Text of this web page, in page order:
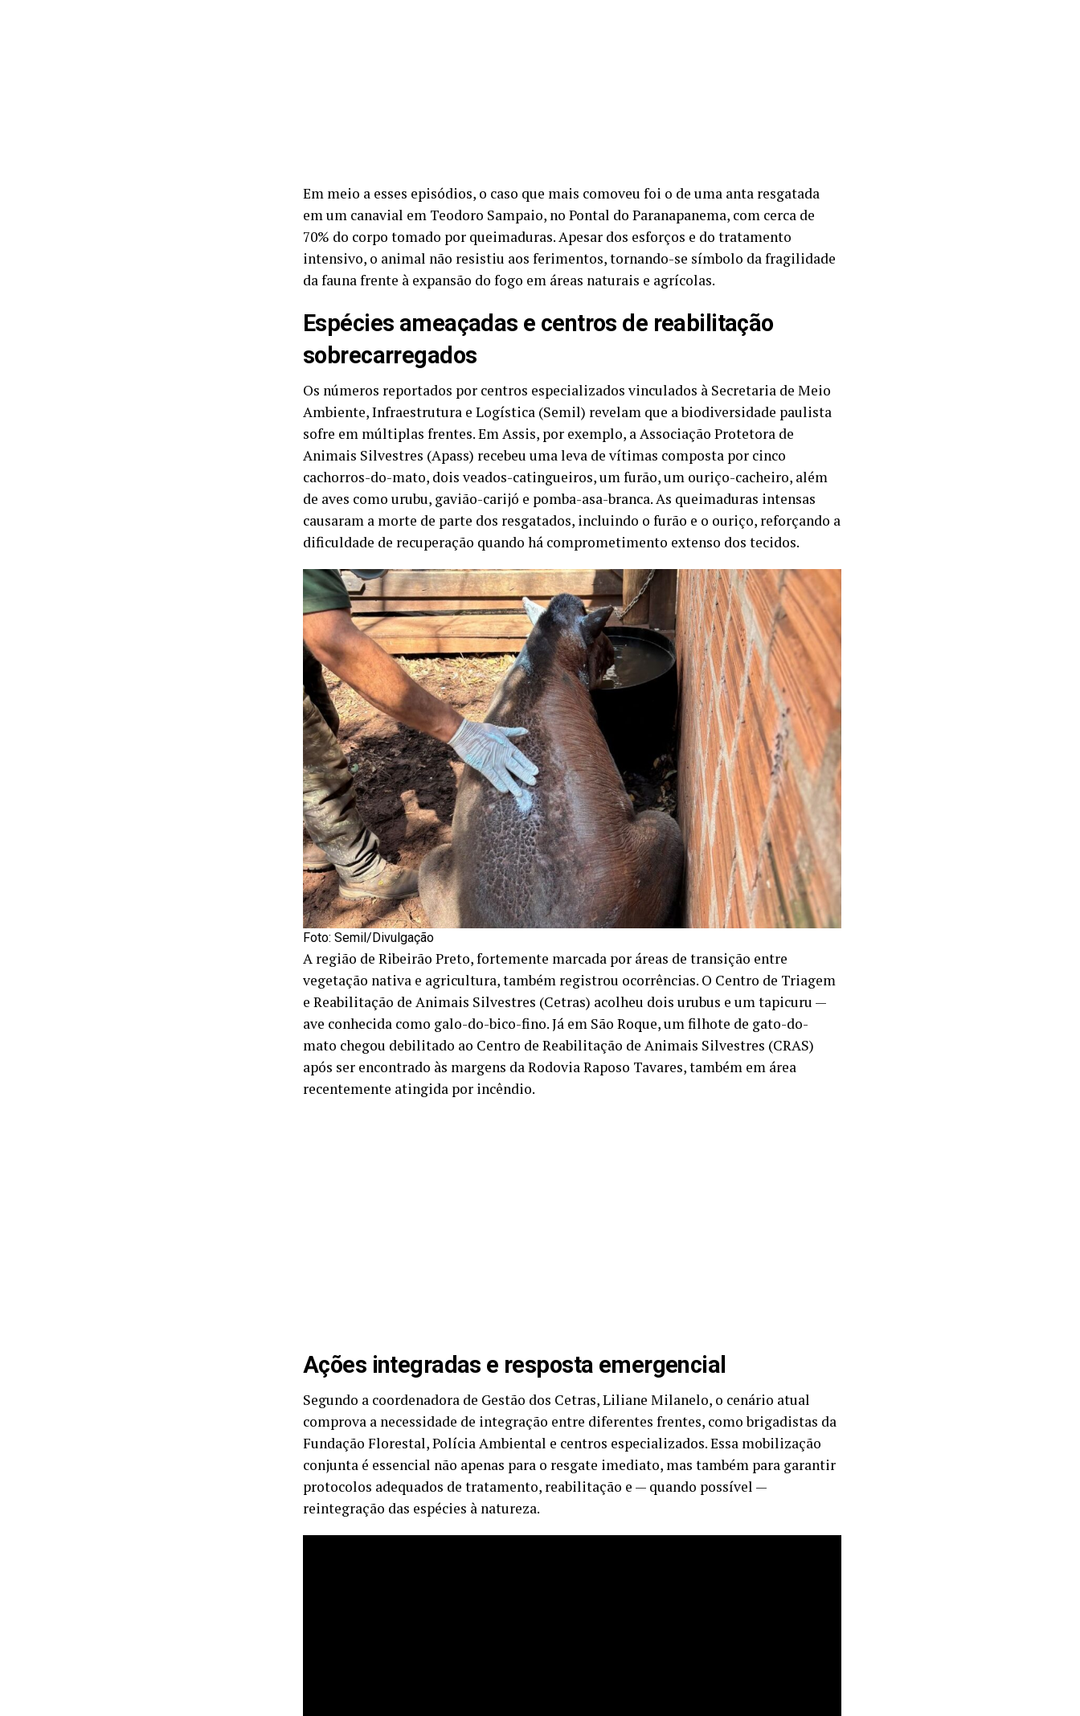
Em meio a esses episódios, o caso que mais comoveu foi o de uma anta resgatada
em um canavial em Teodoro Sampaio, no Pontal do Paranapanema, com cerca de
70% do corpo tomado por queimaduras. Apesar dos esforços e do tratamento
intensivo, o animal não resistiu aos ferimentos, tornando-se símbolo da fragilidade
da fauna frente à expansão do fogo em áreas naturais e agrícolas.
Espécies ameaçadas e centros de reabilitação
sobrecarregados
Os números reportados por centros especializados vinculados à Secretaria de Meio
Ambiente, Infraestrutura e Logística (Semil) revelam que a biodiversidade paulista
sofre em múltiplas frentes. Em Assis, por exemplo, a Associação Protetora de
Animais Silvestres (Apass) recebeu uma leva de vítimas composta por cinco
cachorros-do-mato, dois veados-catingueiros, um furão, um ouriço-cacheiro, além
de aves como urubu, gavião-carijó e pomba-asa-branca. As queimaduras intensas
causaram a morte de parte dos resgatados, incluindo o furão e o ouriço, reforçando a
dificuldade de recuperação quando há comprometimento extenso dos tecidos.
Foto: Semil/Divulgação
A região de Ribeirão Preto, fortemente marcada por áreas de transição entre
vegetação nativa e agricultura, também registrou ocorrências. O Centro de Triagem
e Reabilitação de Animais Silvestres (Cetras) acolheu dois urubus e um tapicuru —
ave conhecida como galo-do-bico-fino. Já em São Roque, um filhote de gato-do-
mato chegou debilitado ao Centro de Reabilitação de Animais Silvestres (CRAS)
após ser encontrado às margens da Rodovia Raposo Tavares, também em área
recentemente atingida por incêndio.
Ações integradas e resposta emergencial
Segundo a coordenadora de Gestão dos Cetras, Liliane Milanelo, o cenário atual
comprova a necessidade de integração entre diferentes frentes, como brigadistas da
Fundação Florestal, Polícia Ambiental e centros especializados. Essa mobilização
conjunta é essencial não apenas para o resgate imediato, mas também para garantir
protocolos adequados de tratamento, reabilitação e — quando possível —
reintegração das espécies à natureza.